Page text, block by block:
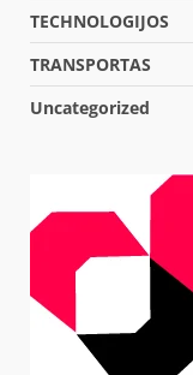
TECHNOLOGIJOS
TRANSPORTAS
Uncategorized